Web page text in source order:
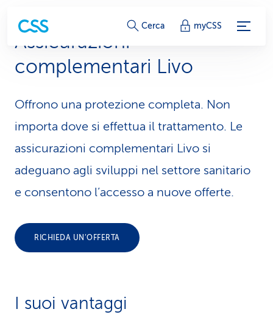
c
o
l
l
e
g
a
m
e
n
Cerca myCSS
Assicurazioni
complementari Livo
Offrono una protezione completa. Non
importa dove si effettua il trattamento. Le
assicurazioni complementari Livo si
adeguano agli sviluppi nel settore sanitario
e consentono l’accesso a nuove offerte.
RICHIEDA UN’OFFERTA
I suoi vantaggi